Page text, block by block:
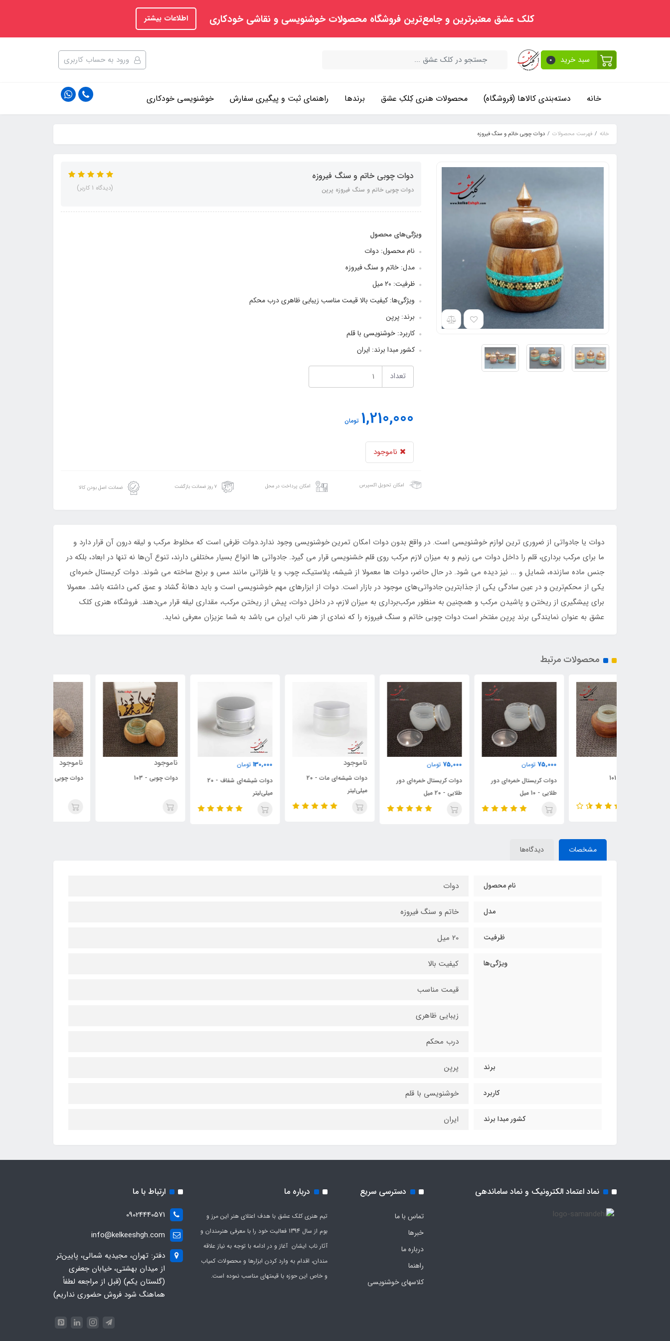
کلک عشق معتبرترین و جامع‌ترین فروشگاه محصولات خوشنویسی و نقاشی خودکاری اطلاعات بیشتر
سبد خرید 0 ورود به حساب کاربری
خانه دسته‌بندی کالاها (فروشگاه) محصولات هنری کِلکِ عشق برندها راهنمای ثبت و پیگیری سفارش خوشنویسی خودکاری
خانه فهرست محصولات دوات چوبی خاتم و سنگ فیروزه
دوات چوبی خاتم و سنگ فیروزه
دوات چوبی خاتم و سنگ فیروزه پرپن (دیدگاه 1 کاربر)
ویژگی‌های محصول
نام محصول: دوات
مدل: خاتم و سنگ فیروزه
ظرفیت: ۲0 میل
ویژگی‌ها: کیفیت بالا قیمت مناسب زیبایی ظاهری درب محکم
برند: پرپن
کاربرد: خوشنویسی با قلم
کشور مبدا برند: ایران
تعداد
1,210,000 تومان
ناموجود
امکان تحویل اکسپرس امکان پرداخت در محل ۷ روز ضمانت بازگشت ضمانت اصل بودن کالا
دوات یا جادواتی از ضروری ترین لوازم خوشنویسی است. در واقع بدون دوات امکان تمرین خوشنویسی وجود ندارد.دوات ظرفی است که مخلوط مرکب و لیقه درون آن قرار دارد و
ما برای مرکب برداری، قلم را داخل دوات می زنیم و به میزان لازم مرکب روی قلم خشنویسی قرار می گیرد. جادواتی ها انواع بسیار مختلفی دارند، تنوع آن‌ها نه تنها در ابعاد، بلکه در
جنس ماده سازنده، شمایل و ... نیز دیده می شود. در حال حاضر، دوات ها معمولا از شیشه، پلاستیک، چوب و یا فلزاتی مانند مس و برنج ساخته می شوند. دوات کریستال خمره‌ای
یکی از محکم‌ترین و در عین سادگی یکی از جذابترین جادواتی‌های موجود در بازار است. دوات از ابزارهای مهم خوشنویسی است و باید دهانهٔ گشاد و عمق کمی داشته باشد. معمولا
برای پیشگیری از ریختن و پاشیدن مرکب و همچنین به منظور مرکب‌برداری به میزان لازم، در داخل دوات، پیش از ریختن مرکب، مقداری لیقه قرار می‌دهند. فروشگاه هنری کلک
عشق به عنوان نمایندگی برند پرپن مفتخر است دوات چوبی خاتم و سنگ فیروزه را که نمادی از هنر ناب ایران می باشد به شما عزیزان معرفی نماید.
محصولات مرتبط
دوات کریستال خمره‌ای دور
دوات کریستال خمره‌ای دور
دوات شیشه‌ای مات - 20
دوات شیشه‌ای شفاف - 20
دوات چوبی - 103 دوات چوبی - 102
مشخصات دیدگاه‌ها
نام محصول دوات
مدل خاتم و سنگ فیروزه
ظرفیت ۲0 میل
ویژگی‌ها کیفیت بالا
قیمت مناسب
زیبایی ظاهری
درب محکم
برند پرپن
کاربرد خوشنویسی با قلم
کشور مبدا برند ایران
نماد اعتماد الکترونیک و نماد ساماندهی دسترسی سریع
تماس با ما
خبرها
درباره ما
راهنما
کلاسهای خوشنویسی
درباره ما
تیم هنری کلک عشق با هدف اعتلای هنر این مرز و
بوم از سال 1394 فعالیت خود را با معرفی هنرمندان و
آثار ناب ایشان آغاز و در ادامه با توجه به نیاز علاقه
مندان، اقدام به وارد کردن ابزارها و محصولات کمیاب
و خاص این حوزه با قیمتهای مناسب نموده است.
ارتباط با ما
09024440571
info@kelkeeshgh.com
دفتر: تهران، مجیدیه شمالی، پایین‌تر
از میدان بهشتی، خیابان جعفری
(گلستان یکم) (قبل از مراجعه لطفاً
هماهنگ شود فروش حضوری نداریم)